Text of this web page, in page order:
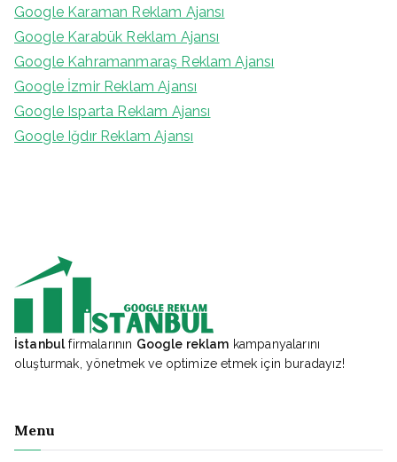
Google Karaman Reklam Ajansı
Google Karabük Reklam Ajansı
Google Kahramanmaraş Reklam Ajansı
Google İzmir Reklam Ajansı
Google Isparta Reklam Ajansı
Google Iğdır Reklam Ajansı
İstanbulfirmalarının Google reklam kampanyalarını
oluşturmak, yönetmek ve optimize etmek için buradayız!
Menu